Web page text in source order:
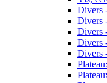
Divers
Divers
Divers
Divers
Divers